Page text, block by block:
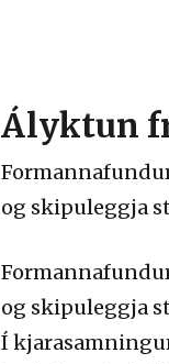
Ályktun
og skipuleggja
og skipuleggja
Í